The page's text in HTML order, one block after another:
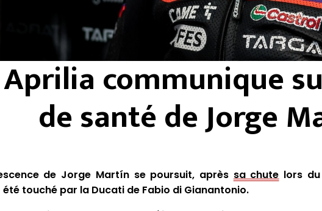
Aprilia communique
de santé de Jorge
de Jorge Martín se poursuit, après sa chute lors du
touché par la Ducati de Fabio di Gianantonio.